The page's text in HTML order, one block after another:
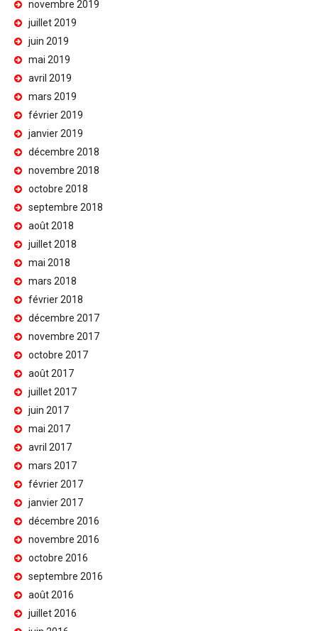
novembre 2019
juillet 2019
juin 2019
mai 2019
avril 2019
mars 2019
février 2019
janvier 2019
décembre 2018
novembre 2018
octobre 2018
septembre 2018
août 2018
juillet 2018
mai 2018
mars 2018
février 2018
décembre 2017
novembre 2017
octobre 2017
août 2017
juillet 2017
juin 2017
mai 2017
avril 2017
mars 2017
février 2017
janvier 2017
décembre 2016
novembre 2016
octobre 2016
septembre 2016
août 2016
juillet 2016